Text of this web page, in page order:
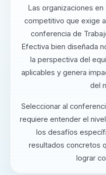
Las organizaciones
competitivo que exige
conferencia de
Efectiva bien diseñada
la perspectiva del
aplicables y genera
del
Seleccionar al
requiere entender el
los desafíos
resultados concretos
lograr